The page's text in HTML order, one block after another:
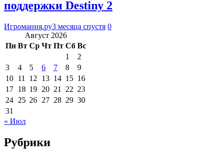
поддержки Destiny 2
Игромания.ру3 месяца спустя 0
Август 2026
Пн Вт Ср Чт Пт Сб Вс
1
2
3
4 5 6 7 8
9
10 11 12 13 14 15 16
17 18 19 20 21 22 23
24 25 26 27 28 29 30
31
« Июл
Рубрики